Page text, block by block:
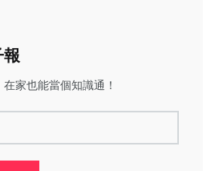
報
家也能當個知識通！